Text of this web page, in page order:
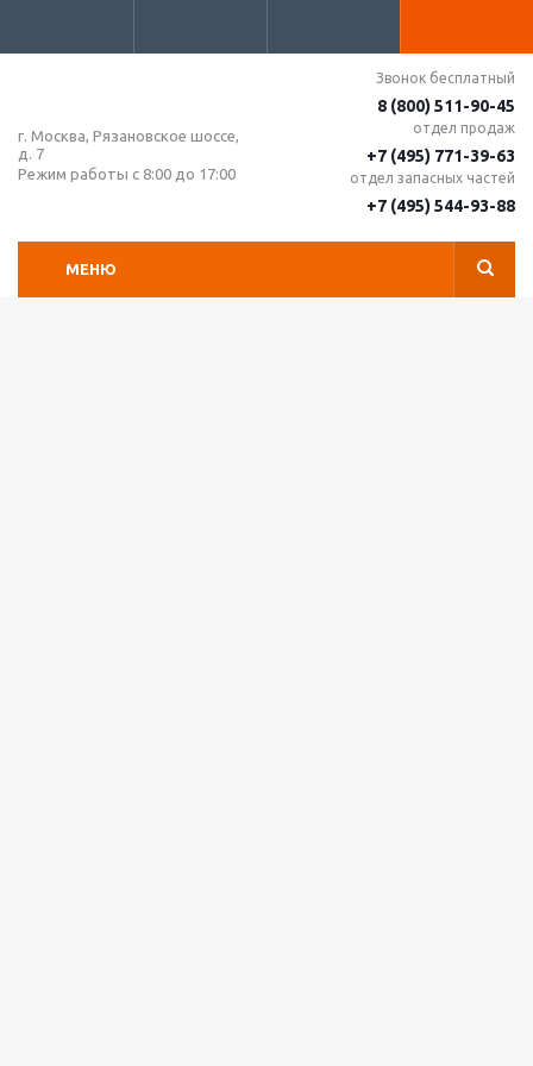
г. Москва, Рязановское шоссе,
д. 7
Режим работы с 8:00 до 17:00
Звонок бесплатный
8 (800) 511-90-45
отдел продаж
+7 (495) 771-39-63
отдел запасных частей
+7 (495) 544-93-88
МЕНЮ